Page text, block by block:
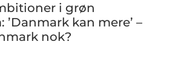
i grøn
kan mere’ –
nok?